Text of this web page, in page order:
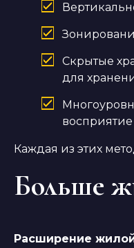
Скрытые
для
Каждая из этих
Больше
Расширение